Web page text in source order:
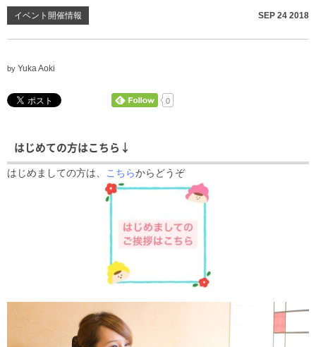
イベント開催情報 SEP 24 2018
by Yuka Aoki
0
はじめての方はこちら↓
はじめましての方は、 こちらからどうぞ